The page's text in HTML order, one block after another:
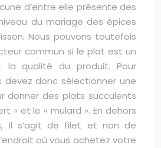
d’entre elle présente des
du mariage des épices
Nous pouvons toutefois
commun si le plat est un
la qualité du produit. Pour
devez donc sélectionner une
donner des plats succulents
» et le « mulard ». En dehors
il s’agit de filet et non de
où vous achetez votre